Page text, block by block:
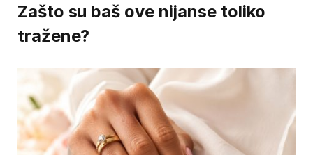
Zašto su baš ove nijanse toliko
tražene?